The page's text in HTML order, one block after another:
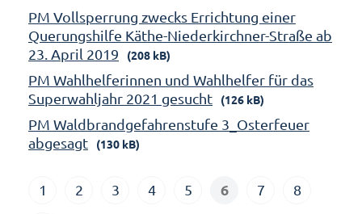
PM Vollsperrung zwecks Errichtung einer
Querungshilfe Käthe-Niederkirchner-Straße ab
23. April 2019
(208 kB)
PM Wahlhelferinnen und Wahlhelfer für das
Superwahljahr 2021 gesucht
(126 kB)
PM Waldbrandgefahrenstufe 3_Osterfeuer
abgesagt
(130 kB)
1 2 3 4 5 6 7 8